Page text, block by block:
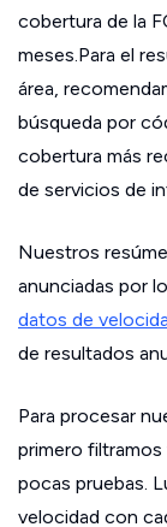
cobertura de la
meses.Para el
área,
búsqueda por
cobertura más
de servicios de
Nuestros
anunciadas por
datos de
de resultados
Para procesar
primero
pocas pruebas.
velocidad con